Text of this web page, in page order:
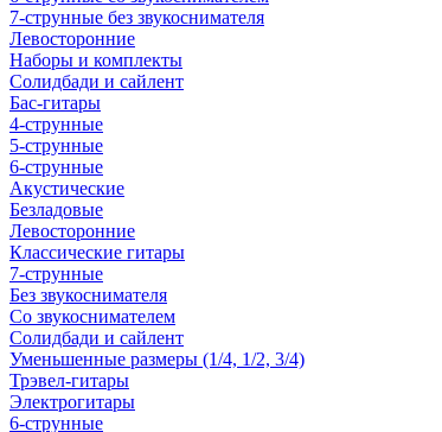
7-струнные без звукоснимателя
Левосторонние
Наборы и комплекты
Солидбади и сайлент
Бас-гитары
4-струнные
5-струнные
6-струнные
Акустические
Безладовые
Левосторонние
Классические гитары
7-струнные
Без звукоснимателя
Со звукоснимателем
Солидбади и сайлент
Уменьшенные размеры (1/4, 1/2, 3/4)
Трэвел-гитары
Электрогитары
6-струнные